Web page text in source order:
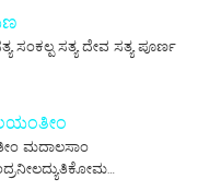
ಸಂಕಲ್ಪ ಸತ್ಯ ದೇವ ಸತ್ಯ ಪೂರ್ಣ
ಮದಾಲಸಾಂ